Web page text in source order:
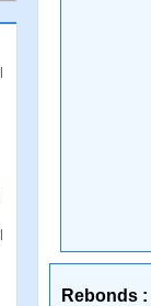
Rebonds :